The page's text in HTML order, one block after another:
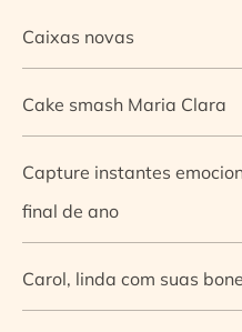
Caixas novas
Cake smash Maria Clara
Capture instantes
final de ano
Carol, linda com suas